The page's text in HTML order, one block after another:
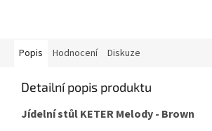
Popis Hodnocení Diskuze
Detailní popis produktu
Jídelní stůl KETER Melody - Brown